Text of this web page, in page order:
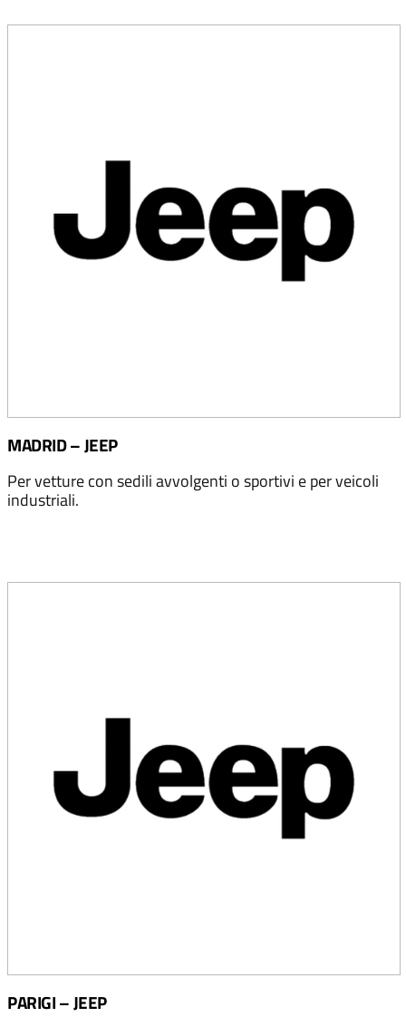
MADRID – JEEP
Per vetture con sedili avvolgenti o sportivi e per veicoli
industriali.
PARIGI – JEEP